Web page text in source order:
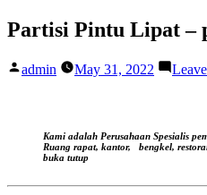
Skip
to
Partisi Pintu Lipat –
Posted
admin May 31, 2022
Kami adalah Perusahaan Spesialis
Ruang rapat, kantor, bengkel,
buka tutup